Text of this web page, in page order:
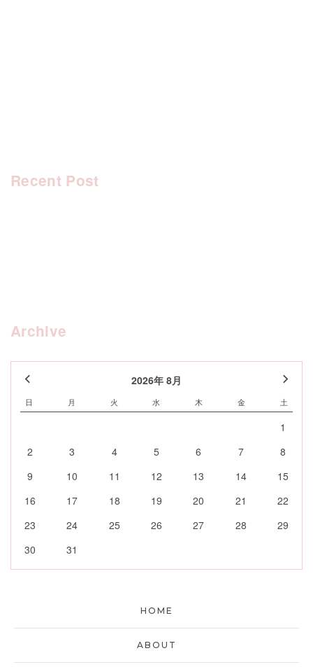
Recent Post
Archive
2026年 8月
日 月 火 水 木 金 土
1
2
3 4 5 6 7
8
9
10 11 12 13 14
15
16
17 18 19 20 21
22
23
24 25 26 27 28
29
30
31
HOME
ABOUT